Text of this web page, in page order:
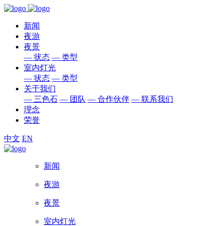
新闻
夜游
夜景
— 状态 — 类型
室内灯光
— 状态 — 类型
关于我们
— 三色石 — 团队 — 合作伙伴 — 联系我们
理念
荣誉
中文 EN
新闻
夜游
夜景
室内灯光